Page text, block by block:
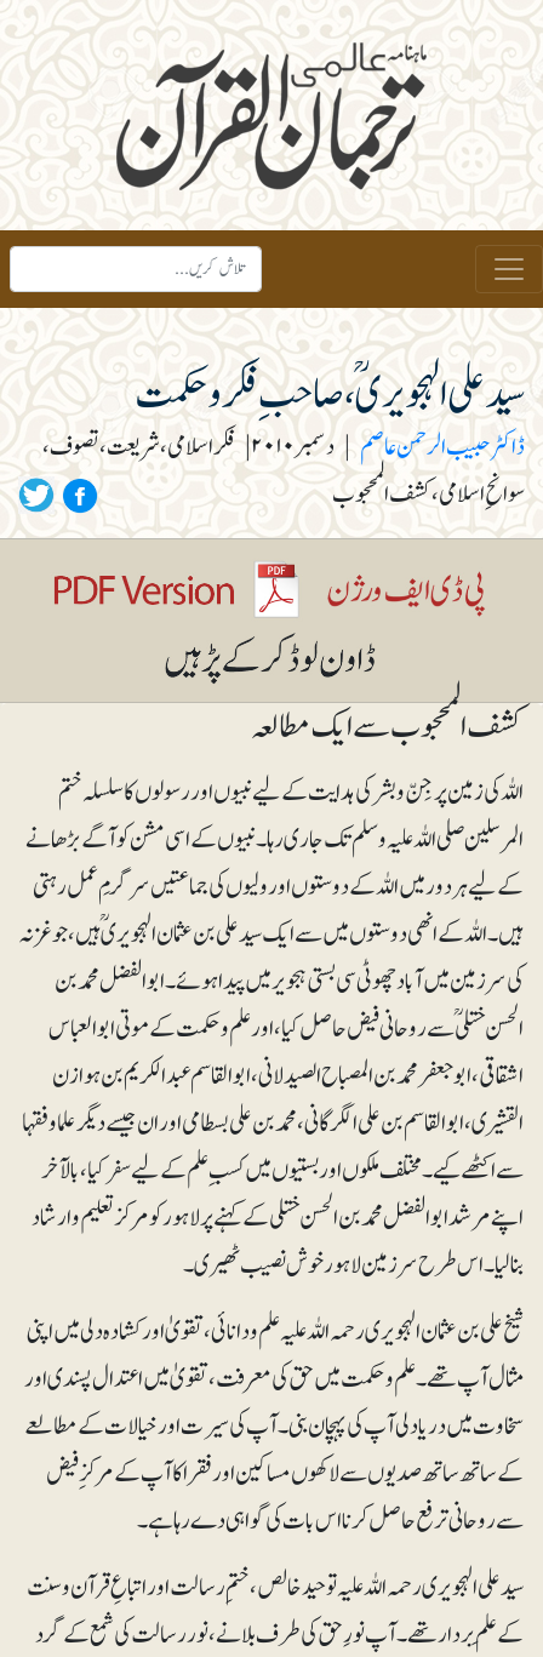
سید علی الہجویری ؒ، صاحب ِ فکروحکمت
ڈاکٹر حبیب الرحمن عاصم | دسمبر ۲۰۱۰ | فکر اسلامی، شریعت، تصوف،
سوانحِ اسلامی، کشف المحجوب
کشف المحجوب سے ایک مطالعہ
اللہ کی زمین پر جِنّ و بشر کی ہدایت کے لیے نبیوں اور رسولوں کا سلسلہ ختم
المرسلین صلی اللہ علیہ وسلم تک جاری رہا۔ نبیوں کے اسی مشن کو آگے بڑھانے
کے لیے ہر دور میں اللہ کے دوستوں اور ولیوں کی جماعتیں سرگرمِ عمل رہتی
ہیں۔ اللہ کے انھی دوستوں میں سے ایک سید علی بن عثمان الہجویری ؒ ہیں، جو غزنہ
کی سرزمین میں آباد چھوٹی سی بستی ہجویر میں پیدا ہوئے۔ ابو الفضل محمد بن
الحسن ختلی ؒ سے روحانی فیض حاصل کیا، اور علم وحکمت کے موتی ابوالعباس
اشقاقی، ابو جعفر محمد بن المصباح الصیدلانی، ابو القاسم عبدالکریم بن ہوازن
القشیری، ابو القاسم بن علی الگرگانی، محمد بن علی بسطامی اور ان جیسے دیگر علما وفقہا
سے اکٹھے کیے۔ مختلف ملکوں اور بستیوں میں کسبِ علم کے لیے سفر کیا، بالآخر
اپنے مرشد ابو الفضل محمد بن الحسن ختلی کے کہنے پر لاہور کو مرکز تعلیم وارشاد
بنالیا۔ اس طرح سرزمین لاہور خوش نصیب ٹھیری۔
شیخ علی بن عثمان الہجویری رحمہ اللہ علیہ علم ودانائی، تقویٰ اور کشادہ دلی میں اپنی
مثال آپ تھے۔ علم وحکمت میں حق کی معرفت، تقویٰ میں اعتدال پسندی اور
سخاوت میں دریا دلی آپ کی پہچان بنی۔آپ کی سیرت اور خیالات کے مطالعے
کے ساتھ ساتھ صدیوں سے لاکھوں مساکین اور فقرا کا آپ کے مرکزِ فیض
سے روحانی ترفع حاصل کرنا اس بات کی گواہی دے رہا ہے۔
سید علی الہجویری رحمہ اللہ علیہ توحید خالص، ختم ِ رسالت اور اتباعِ قرآن وسنت
کے علَم بردار تھے۔ آپ نورِ حق کی طرف بلانے، نور رسالت کی شمع کے گرد